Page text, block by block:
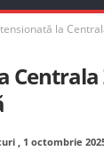
la
, 1 octombrie